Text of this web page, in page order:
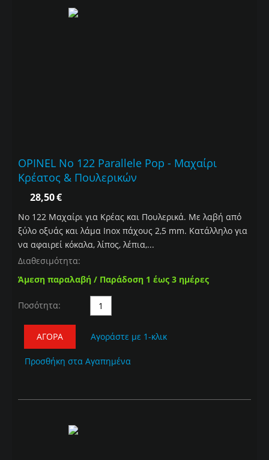
OPINEL No 122 Parallele Pop - Μαχαίρι
Κρέατος & Πουλερικών
28,50€
Νο 122 Mαχαίρι για Κρέας και Πουλερικά. Mε λαβή από
ξύλο οξυάς και λάμα Inox πάχους 2,5 mm. Κατάλληλο για
να αφαιρεί κόκαλα, λίπος, λέπια,...
Διαθεσιμότητα:
Άμεση παραλαβή / Παράδοση 1 έως 3 ημέρες
Ποσότητα:
ΑΓΟΡΆ Αγοράστε με 1-κλικ
Προσθήκη στα Αγαπημένα